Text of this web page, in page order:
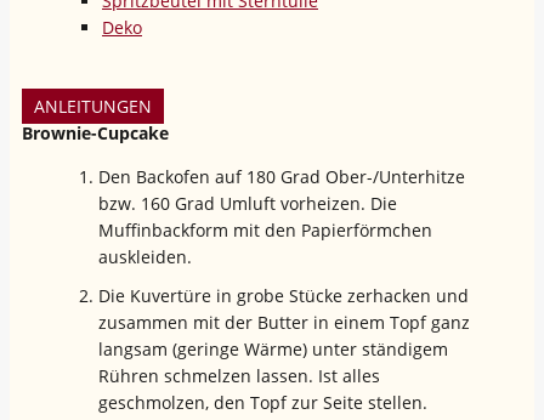
Deko
ANLEITUNGEN
Brownie-Cupcake
Den Backofen auf 180 Grad Ober-/Unterhitze
bzw. 160 Grad Umluft vorheizen. Die
Muffinbackform mit den Papierförmchen
auskleiden.
Die Kuvertüre in grobe Stücke zerhacken und
zusammen mit der Butter in einem Topf ganz
langsam (geringe Wärme) unter ständigem
Rühren schmelzen lassen. Ist alles
geschmolzen, den Topf zur Seite stellen.